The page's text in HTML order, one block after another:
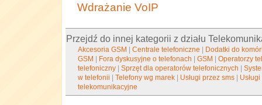
Wdrażanie VoIP
Przejdź do innej kategorii z działu
Akcesoria GSM |Centrale telefoniczne
Dodatki do
GSM
Fora dyskusyjne o telefonach |GSM |Operatorzy
telefoniczny |Sprzęt dla operatorów telefonicznych |
w telefonii |Telefony wg marek Usługi przez sms
telekomunikacyjne